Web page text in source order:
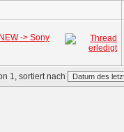
NEW -> Sony
1, sortiert nach